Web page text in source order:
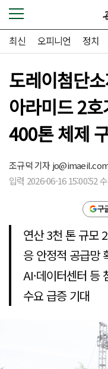
최신 오피니언 정치
도레이첨단
아라미드 2
400톤 체제
조규덕 기자
입력 2026-06-16 15:00:52
구
연산 3천 톤 규모
응 안정적 공급망
AI·데이터센터 등
수요 급증 기대